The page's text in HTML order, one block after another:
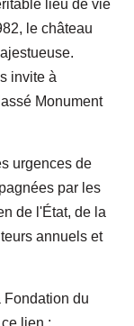
lieu de vie
le château
invite à
Monument
urgences de
par les
de l'État, de la
annuels et
Fondation du